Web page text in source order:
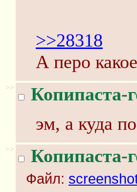
>>28318
А перо
>> Копипаста-
эм, а куда
>> Копипаста-
Файл: